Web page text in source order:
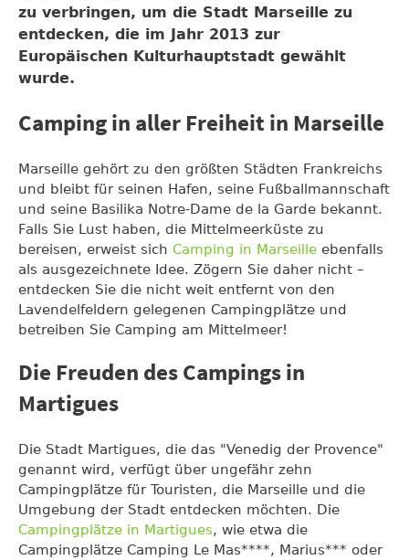
zu verbringen, um die Stadt Marseille zu
entdecken, die im Jahr 2013 zur
Europäischen Kulturhauptstadt gewählt
wurde.
Camping in aller Freiheit in Marseille
Marseille gehört zu den größten Städten Frankreichs
und bleibt für seinen Hafen, seine Fußballmannschaft
und seine Basilika Notre-Dame de la Garde bekannt.
Falls Sie Lust haben, die Mittelmeerküste zu
bereisen, erweist sich Camping in Marseille ebenfalls
als ausgezeichnete Idee. Zögern Sie daher nicht –
entdecken Sie die nicht weit entfernt von den
Lavendelfeldern gelegenen Campingplätze und
betreiben Sie Camping am Mittelmeer!
Die Freuden des Campings in
Martigues
Die Stadt Martigues, die das "Venedig der Provence"
genannt wird, verfügt über ungefähr zehn
Campingplätze für Touristen, die Marseille und die
Umgebung der Stadt entdecken möchten. Die
Campingplätze in Martigues, wie etwa die
Campingplätze Camping Le Mas****, Marius*** oder